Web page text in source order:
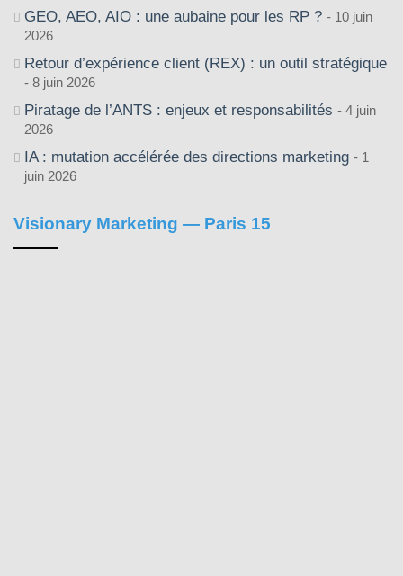
GEO, AEO, AIO : une aubaine pour les RP ?
10 juin
2026
Retour d’expérience client (REX) : un outil stratégique
8 juin 2026
Piratage de l’ANTS : enjeux et responsabilités
4 juin
2026
IA : mutation accélérée des directions marketing
1
juin 2026
Visionary Marketing — Paris 15